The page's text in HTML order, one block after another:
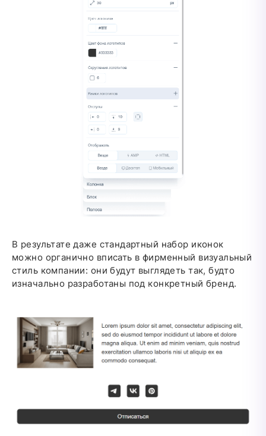
В результате даже стандартный набор иконок
можно органично вписать в фирменный визуальный
стиль компании: они будут выглядеть так, будто
изначально разработаны под конкретный бренд.